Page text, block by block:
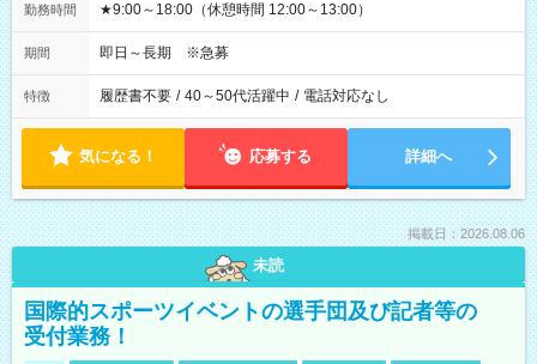
勤務時間 ★9:00～18:00（休憩時間 12:00～13:00）
期間 即日～長期 ※急募
特徴 履歴書不要 / 40～50代活躍中 / 電話対応なし
気になる！ 応募する 詳細へ
掲載日：2026.08.06
未読
国際的スポーツイベントの選手団及び記者等の
受付業務！